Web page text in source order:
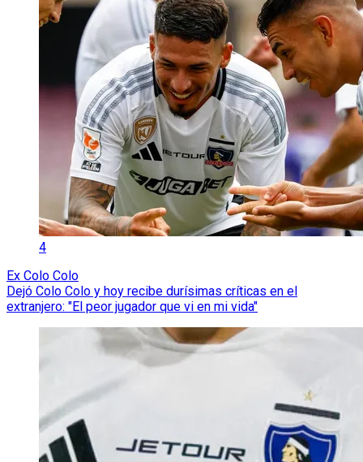
4
Ex Colo Colo
Dejó Colo Colo y hoy recibe durísimas críticas en el
extranjero: "El peor jugador que vi en mi vida"